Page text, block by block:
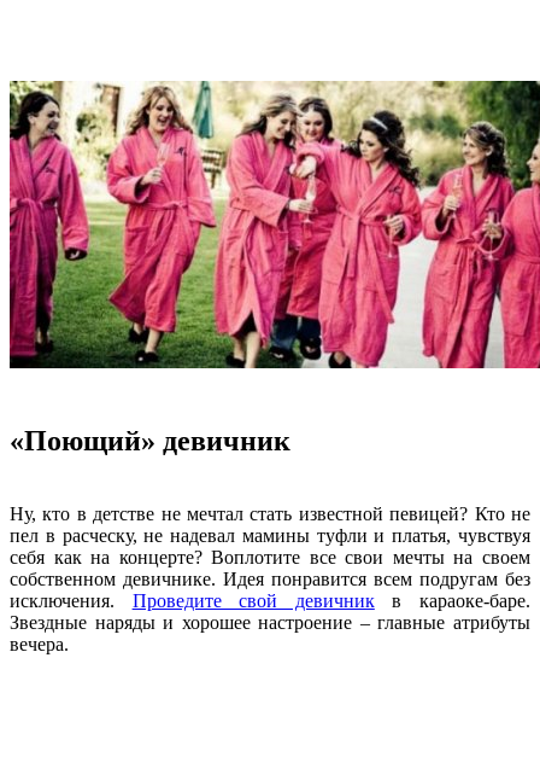
«Поющий» девичник
Ну, кто в детстве не мечтал стать известной певицей? Кто не
пел в расческу, не надевал мамины туфли и платья, чувствуя
себя как на концерте? Воплотите все свои мечты на своем
собственном девичнике. Идея понравится всем подругам без
исключения. Проведите свой девичникв караоке-баре.
Звездные наряды и хорошее настроение – главные атрибуты
вечера.